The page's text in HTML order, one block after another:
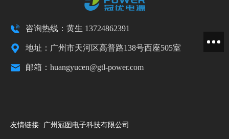
咨询热线：黄生 13724862391
地址：广州市天河区高普路138号西座505室
邮箱：huangyucen@gtl-power.com
友情链接: 广州冠图电子科技有限公司